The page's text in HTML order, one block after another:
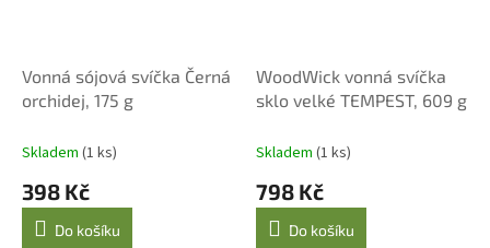
Vonná sójová svíčka Černá
orchidej, 175 g
Skladem (1 ks)
398 Kč
Do košíku
WoodWick vonná svíčka
sklo velké TEMPEST, 609 g
Skladem (1 ks)
798 Kč
Do košíku